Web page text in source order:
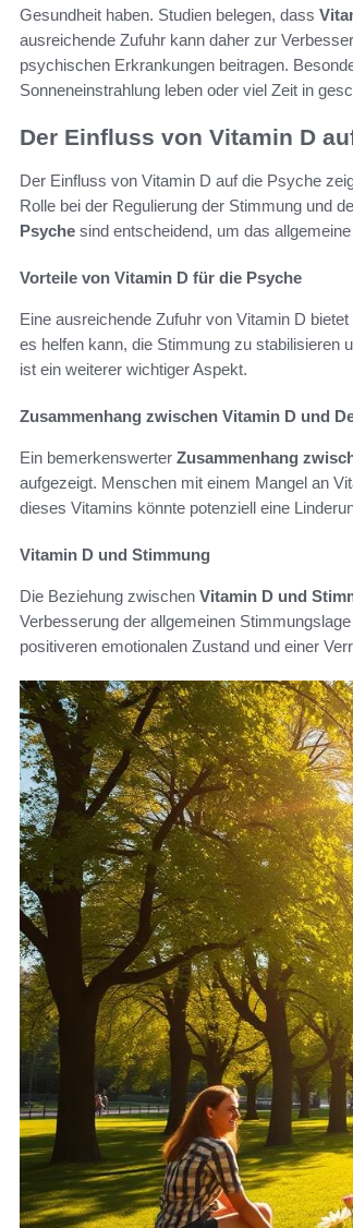
Gesundheit haben. Studien belegen, dass
ausreichende Zufuhr kann daher zur
psychischen Erkrankungen beitragen.
Sonneneinstrahlung leben oder viel Zeit in
Der Einfluss von Vitamin D
Der Einfluss von Vitamin D auf die Psyche
Rolle bei der Regulierung der Stimmung und
Psyche sind entscheidend, um das
Vorteile von Vitamin D für die Psyche
Eine ausreichende Zufuhr von Vitamin D
es helfen kann, die Stimmung zu stabilisieren
ist ein weiterer wichtiger Aspekt.
Zusammenhang zwischen Vitamin D und
Ein bemerkenswerter Zusammenhang
aufgezeigt. Menschen mit einem Mangel an
dieses Vitamins könnte potenziell eine
Vitamin D und Stimmung
Die Beziehung zwischen Vitamin D und
Verbesserung der allgemeinen
positiveren emotionalen Zustand und einer